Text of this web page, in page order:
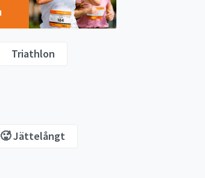
Triathlon
🥵 Jättelångt